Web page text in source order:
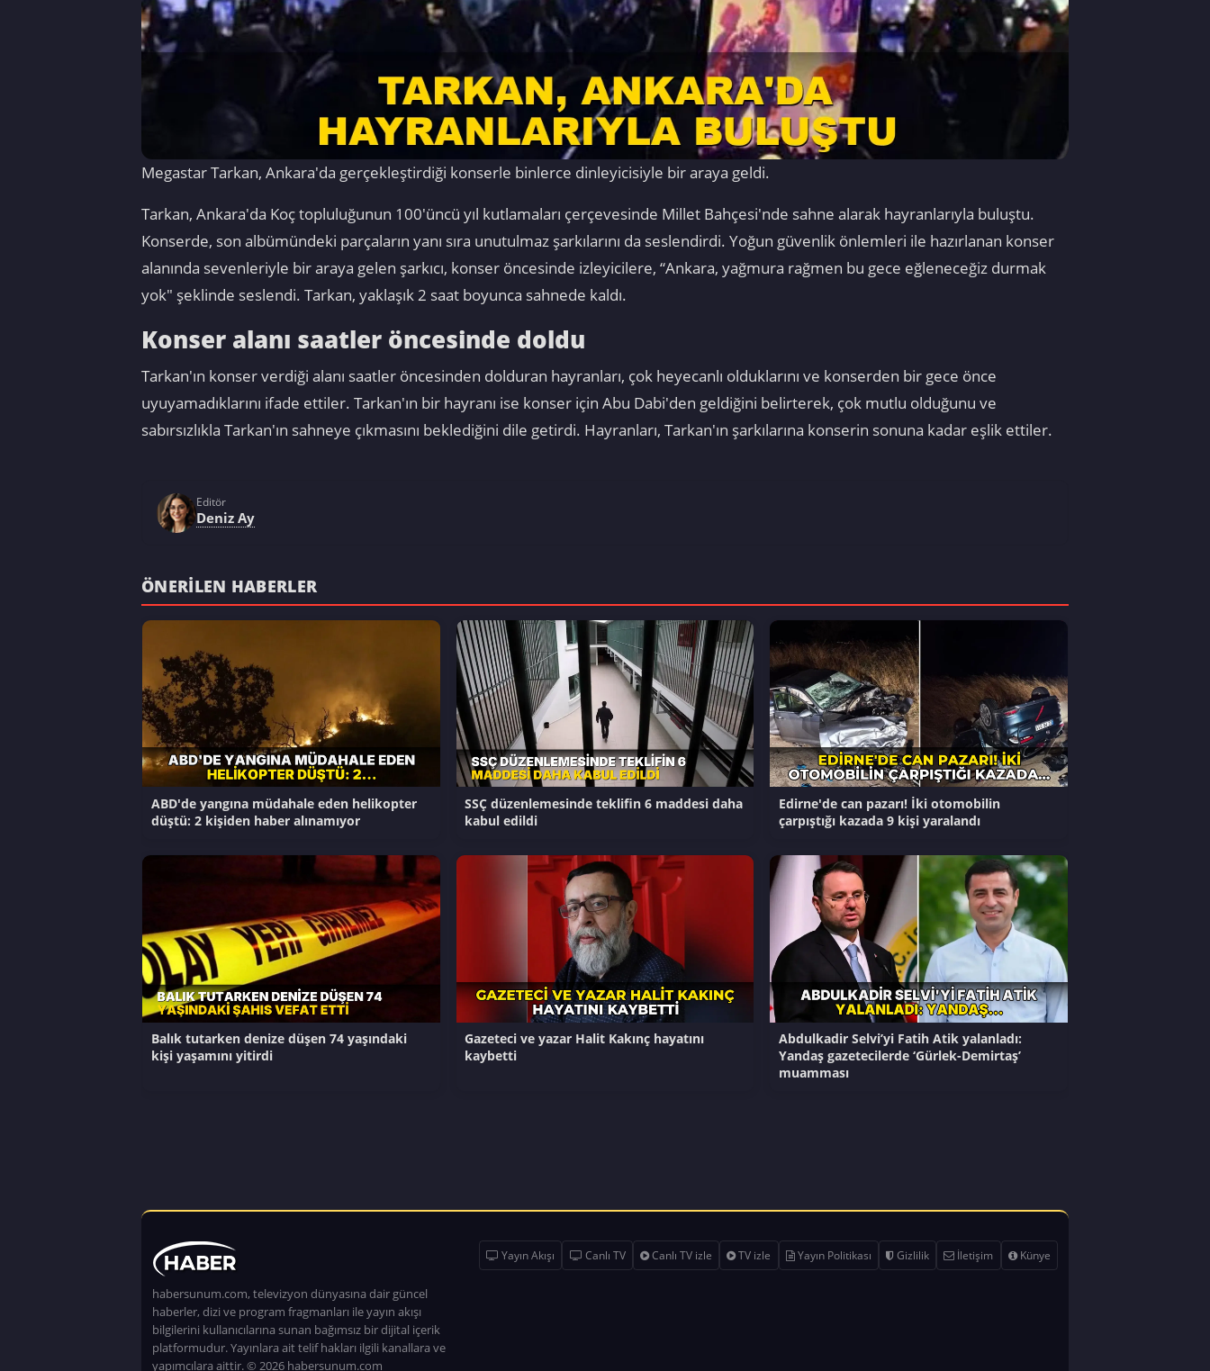
Megastar Tarkan, Ankara'da gerçekleştirdiği konserle binlerce dinleyicisiyle bir araya geldi.
Tarkan, Ankara'da Koç topluluğunun 100'üncü yıl kutlamaları çerçevesinde Millet Bahçesi'nde sahne alarak hayranlarıyla buluştu.
Konserde, son albümündeki parçaların yanı sıra unutulmaz şarkılarını da seslendirdi. Yoğun güvenlik önlemleri ile hazırlanan konser
alanında sevenleriyle bir araya gelen şarkıcı, konser öncesinde izleyicilere, “Ankara, yağmura rağmen bu gece eğleneceğiz durmak
yok" şeklinde seslendi. Tarkan, yaklaşık 2 saat boyunca sahnede kaldı.
Konser alanı saatler öncesinde doldu
Tarkan'ın konser verdiği alanı saatler öncesinden dolduran hayranları, çok heyecanlı olduklarını ve konserden bir gece önce
uyuyamadıklarını ifade ettiler. Tarkan'ın bir hayranı ise konser için Abu Dabi'den geldiğini belirterek, çok mutlu olduğunu ve
sabırsızlıkla Tarkan'ın sahneye çıkmasını beklediğini dile getirdi. Hayranları, Tarkan'ın şarkılarına konserin sonuna kadar eşlik ettiler.
Editör
Deniz Ay
ÖNERILEN HABERLER
ABD'de yangına müdahale eden helikopter
düştü: 2 kişiden haber alınamıyor
SSÇ düzenlemesinde teklifin 6 maddesi daha
kabul edildi
Edirne'de can pazarı! İki otomobilin
çarpıştığı kazada 9 kişi yaralandı
Balık tutarken denize düşen 74 yaşındaki
kişi yaşamını yitirdi
Gazeteci ve yazar Halit Kakınç hayatını
kaybetti
Abdulkadir Selvi’yi Fatih Atik yalanladı:
Yandaş gazetecilerde ‘Gürlek-Demirtaş’
muamması
habersunum.com, televizyon dünyasına dair güncel
haberler, dizi ve program fragmanları ile yayın akışı
bilgilerini kullanıcılarına sunan bağımsız bir dijital içerik
platformudur. Yayınlara ait telif hakları ilgili kanallara ve
yapımcılara aittir. © 2026 habersunum.com
Yayın Akışı Canlı TV Canlı TV izle TV izle Yayın Politikası Gizlilik İletişim Künye